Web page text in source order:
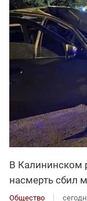
В Калининском
насмерть сбил
Общество